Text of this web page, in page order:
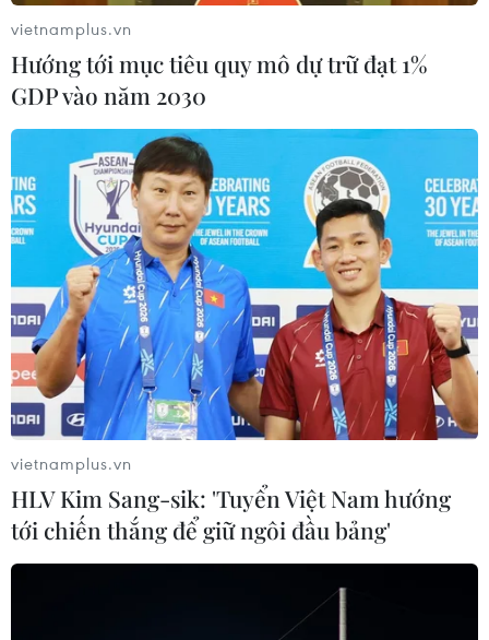
Bài không thể hạ cánh
Thời tiết cực đoan với mưa
lớn chiều 5/8 đã làm đảo
lộn hoạt động tại sân bay
Nội Bài, khiến hàng loạt
chuyến bay phải bay vòng
chờ hoặc chuyển hướng
hạ cánh nơi xa.
NGHE
tàu hàng Ấn Độ trên
Lực lượng bảo vệ bờ biển
thuyền viên trên tàu hàng
MSV Faize Noore Oliya
treo cờ Ấn Độ sau khi con
tàu bị tấn công và chìm
trên Biển Đỏ, ngoài khơi
thành phố cảng Hodeida.
NGHE
Triệt phá thành công hệ
vietnamplus.vn
Hướng tới mục tiêu quy mô dự trữ đạt 1%
GDP vào năm 2030
vietnamplus.vn
HLV Kim Sang-sik: 'Tuyển Việt Nam hướng
tới chiến thắng để giữ ngôi đầu bảng'